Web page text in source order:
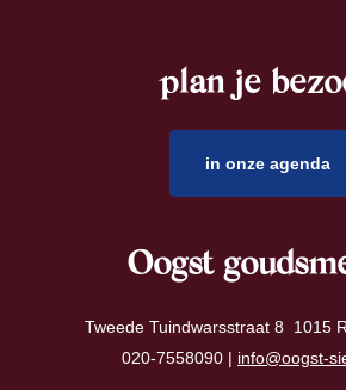
plan je
in onze agenda
Oogst
Tweede Tuindwarsstraat 8 1015
020-7558090 | info@oogst-